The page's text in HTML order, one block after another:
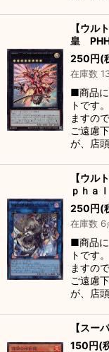
【ウル
皇
250円(
在庫数
■商品に
トです
ますの
ご遠慮
が、店
【ウル
ｐｈａ
250円(
在庫数 6
■商品に
トです
ますの
ご遠慮
が、店
【ス
150円(